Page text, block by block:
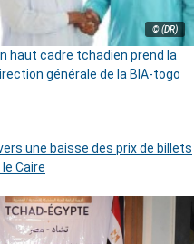
© (DR)
haut cadre tchadien prend la
générale de la BIA-togo
une baisse des prix de billets
Caire